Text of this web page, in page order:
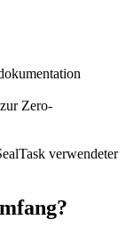
Zero-
verwendeter